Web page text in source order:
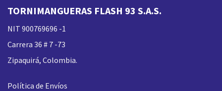
TORNIMANGUERAS FLASH 93 S.A.S.
NIT 900769696 -1
Carrera 36 # 7 -73
Zipaquirá, Colombia.
Política de Envíos